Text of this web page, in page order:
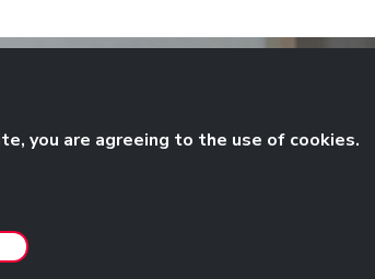
you are agreeing to the use of cookies.